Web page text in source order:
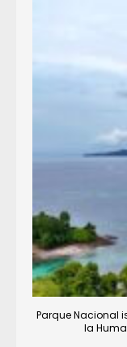
Parque Nacional
la